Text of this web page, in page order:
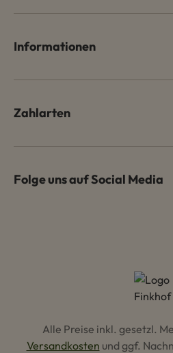
Informationen
Zahlarten
Folge uns auf Social Media
Alle Preise inkl. gesetzl.
Versandkosten und ggf.